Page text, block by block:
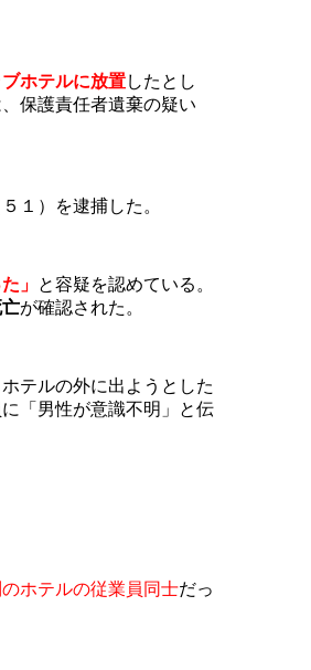
ホテルに放置したとし
保護責任者遺棄の疑い
１）を逮捕した。
」 と容疑を認めている。
が確認された。
テルの外に出ようとした
「男性が意識不明」と伝
ホテルの従業員同士だっ